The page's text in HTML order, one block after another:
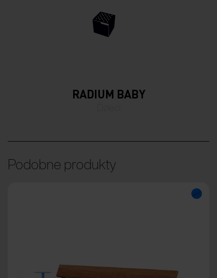
RADIUM BABY
Podobne produkty